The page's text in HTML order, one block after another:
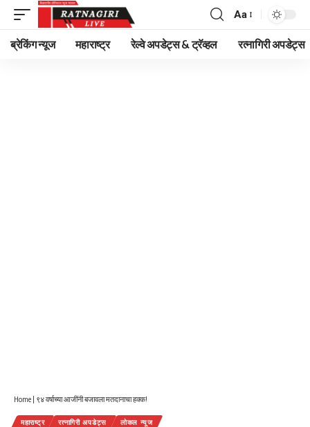
Font
Resizer
Aa
ब्रेकिंग न्यूज महाराष्ट्र रेल्वे अपडेट्स & ट्रॅव्हल रत्नागिरी अपडेट्स
Home | ९४ वर्षाच्या आजींनी बजावला मतदानाचा हक्क!
महाराष्ट्र रत्नागिरी अपडेट्स लोकल न्यूज